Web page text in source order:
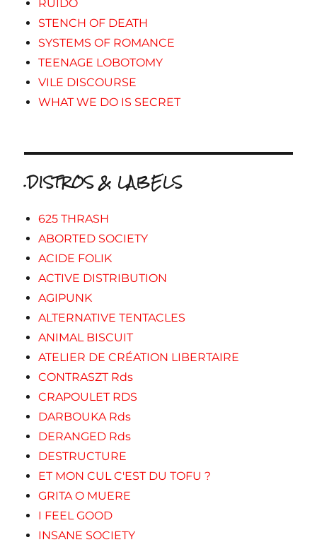
RUIDO
STENCH OF DEATH
SYSTEMS OF ROMANCE
TEENAGE LOBOTOMY
VILE DISCOURSE
WHAT WE DO IS SECRET
.DISTROS & LABELS
625 THRASH
ABORTED SOCIETY
ACIDE FOLIK
ACTIVE DISTRIBUTION
AGIPUNK
ALTERNATIVE TENTACLES
ANIMAL BISCUIT
ATELIER DE CRÉATION LIBERTAIRE
CONTRASZT Rds
CRAPOULET RDS
DARBOUKA Rds
DERANGED Rds
DESTRUCTURE
ET MON CUL C'EST DU TOFU ?
GRITA O MUERE
I FEEL GOOD
INSANE SOCIETY